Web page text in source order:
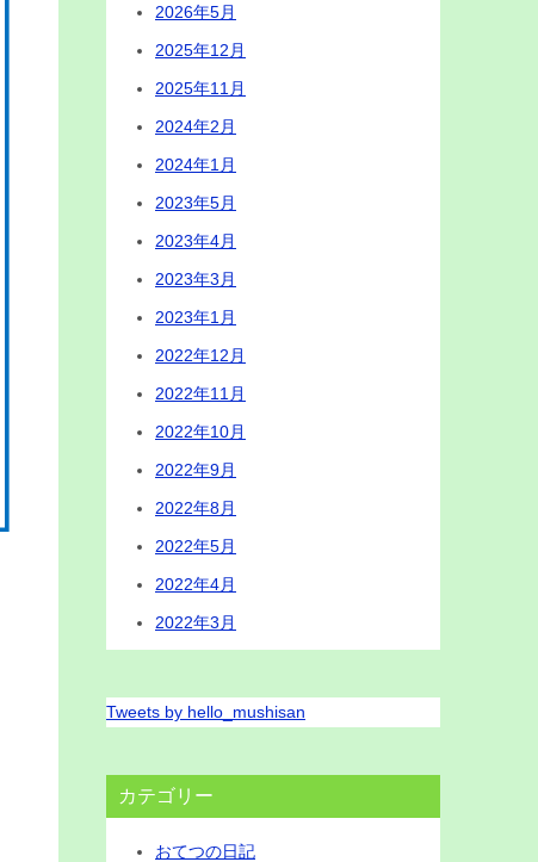
2026年5月
2025年12月
2025年11月
2024年2月
2024年1月
2023年5月
2023年4月
2023年3月
2023年1月
2022年12月
2022年11月
2022年10月
2022年9月
2022年8月
2022年5月
2022年4月
2022年3月
Tweets by hello_mushisan
カテゴリー
おてつの日記